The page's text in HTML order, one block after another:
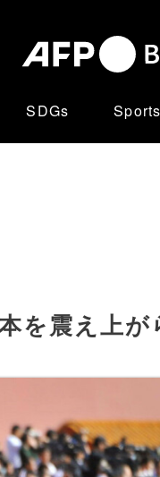
SDGs Sports
を震え上